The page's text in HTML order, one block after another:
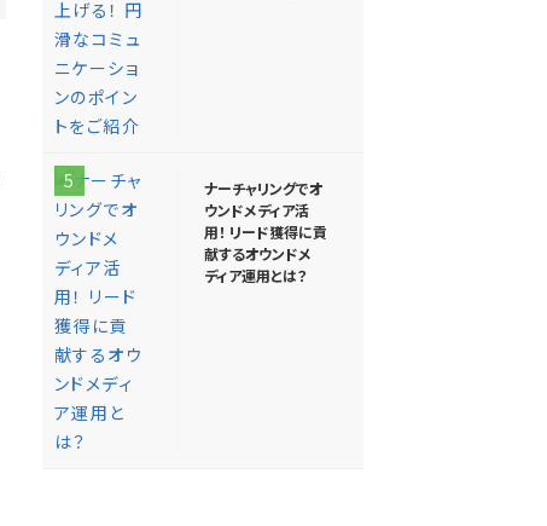
5
ナーチャリングでオ
ウンドメディア活
用！ リード獲得に貢
献するオウンドメ
ディア運用とは？